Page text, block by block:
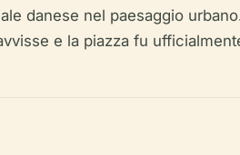
danese nel paesaggio
e la piazza fu